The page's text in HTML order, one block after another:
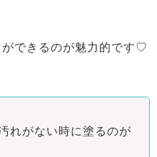
できるのが魅力的です♡
れがない時に塗るのが